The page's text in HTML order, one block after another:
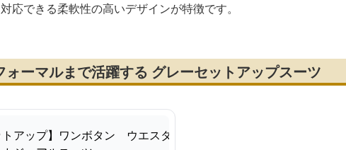
応できる柔軟性の高いデザインが特徴です。
ォーマルまで活躍する グレーセットアップスーツ